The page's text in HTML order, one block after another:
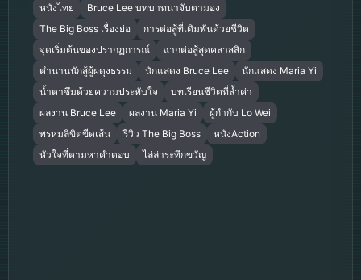
หนังไทย
Bruce Lee บทบาทน่าจับตามอง
The Big Boss เรื่องย่อ
การต่อสู้ที่เดิมพันด้วยชีวิต
จุดเริ่มต้นของปรากฏการณ์
ฉากต่อสู้สุดคลาสสิก
ตำนานนักสู้ผู้ผดุงธรรม
นักแสดง Bruce Lee
นักแสดง Maria Yi
น้ำตาซึมด้วยความประทับใจ
บทเรียนชีวิตที่ล้ำค่า
ผลงาน Bruce Lee
ผลงาน Maria Yi
ผู้กำกับ Lo Wei
พรหมลิขิตขีดเส้น
รีวิว The Big Boss
หนังAction
หัวใจที่ตามหาคำตอบ
ไล่ล่าระทึกขวัญ